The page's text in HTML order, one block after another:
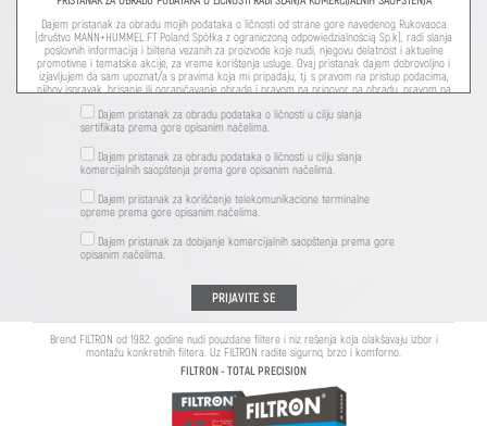
Dajem pristanak za obradu mojih podataka o ličnosti od strane gore navedenog Rukovaoca
(društvo MANN+HUMMEL FT Poland Spółka z ograniczoną odpowiedzialnością Sp.k), radi slanja
poslovnih informacija i biltena vezanih za proizvode koje nudi, njegovu delatnost i aktuelne
promotivne i tematske akcije, za vreme korištenja usluge. Ovaj pristanak dajem dobrovoljno i
izjavljujem da sam upoznat/a s pravima koja mi pripadaju, tj. s pravom na pristup podacima,
njihov ispravak, brisanje ili ograničavanje obrade i pravom na prigovor na obradu, pravom na
prenos podataka i takođe pravom na podnošenje žalbe nadzornom telu tj. Povereniku za
informacije od javnog značaja i zaštitu podataka o ličnosti. Svestan/a sam da ovaj pristanak
mogu opozvati u svakom trenutku pismenom izjavom a opoziv pristanka ne utiče na zakonitost
obrađivati podatke o ličnosti u gore navedenom cilju u periodu do završetka njihove realizacije
na zahtev korisnika.
PRISTANAK ZA KORIŠĆENJE TELEKOMUNIKACIONE TERMINALNE OPREME
Dajem pristanak za korišćenje od strane gore navedenog Rukovaoca (društvo MANN+HUMMEL FT
Poland Spółka z ograniczoną odpowiedzialnością Sp.k) telekomunikacione terminalne opreme za
obavljanje informativnih i marketinških delatnosti da mi se predstavi naručeno komercijalno
Dajem pristanak za dobijanje na gore navedenu imejl adresu i broj telefona komercijalnih
saopštenja vezanih za proizvode, usluge i aktuelne ponude i promotivne i tematske akcije koje
odpowiedzialnością Sp.k).
Dajem pristanak za obradu podataka o ličnosti u cilju slanja
sertifikata prema gore opisanim načelima.
Dajem pristanak za obradu podataka o ličnosti u cilju slanja
komercijalnih saopštenja prema gore opisanim načelima.
Dajem pristanak za korišćenje telekomunikacione terminalne
opreme prema gore opisanim načelima.
Dajem pristanak za dobijanje komercijalnih saopštenja prema gore
opisanim načelima.
Brend FILTRON od 1982. godine nudi pouzdane filtere i niz rešenja koja olakšavaju izbor i
montažu konkretnih filtera. Uz FILTRON radite sigurno, brzo i komforno.
FILTRON - TOTAL PRECISION